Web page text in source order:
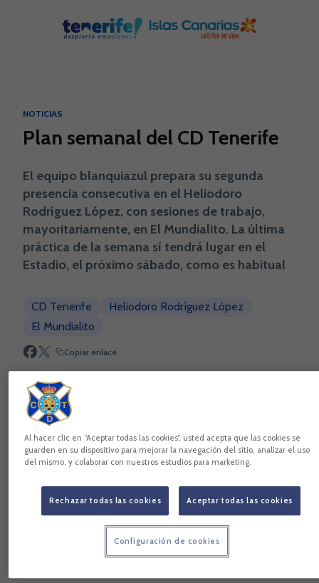
NOTICIAS
Plan semanal del CD Tenerife
El equipo blanquiazul prepara su segunda
presencia consecutiva en el Heliodoro
Rodríguez López, con sesiones de trabajo,
mayoritariamente, en El Mundialito. La última
práctica de la semana sí tendrá lugar en el
Estadio, el próximo sábado, como es habitual
CD Tenerife
Heliodoro Rodríguez López
El Mundialito
Copiar enlace
10.00
Al hacer clic en “Aceptar todas las cookies”, usted acepta que las cookies se
guarden en su dispositivo para mejorar la navegación del sitio, analizar el uso
del mismo, y colaborar con nuestros estudios para marketing.
Rechazar todas las cookies Aceptar todas las cookies
Configuración de cookies